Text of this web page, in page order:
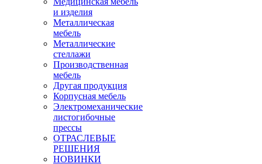
и изделия
Металлическая
мебель
Металлические
стеллажи
Производственная
мебель
Другая продукция
Корпусная мебель
Электромеханические
листогибочные
прессы
ОТРАСЛЕВЫЕ
РЕШЕНИЯ
НОВИНКИ